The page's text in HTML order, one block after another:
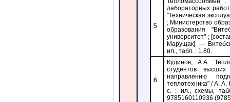
5
лабораторных
"Техническая
; Министерство
образования
университет" ;
Марущак]. —
ил., табл. : 1.80.
6
Кудинов, А.А.
студентов
направлению
теплотехника" / А.
с. : ил., схемы,
9785160110936